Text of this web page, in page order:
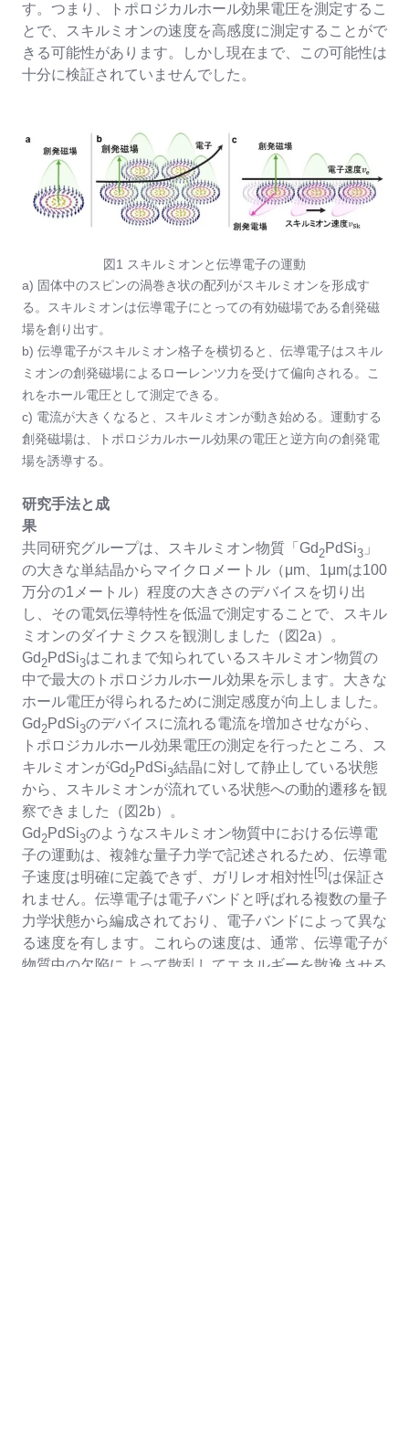
す。つまり、トポロジカルホール効果電圧を測定するこ
とで、スキルミオンの速度を高感度に測定することがで
きる可能性があります。しかし現在まで、この可能性は
十分に検証されていませんでした。
図1 スキルミオンと伝導電子の運動
a) 固体中のスピンの渦巻き状の配列がスキルミオンを形成す
る。スキルミオンは伝導電子にとっての有効磁場である創発磁
場を創り出す。
b) 伝導電子がスキルミオン格子を横切ると、伝導電子はスキル
ミオンの創発磁場によるローレンツ力を受けて偏向される。こ
れをホール電圧として測定できる。
c) 電流が大きくなると、スキルミオンが動き始める。運動する
創発磁場は、トポロジカルホール効果の電圧と逆方向の創発電
場を誘導する。
研究手法と成
果
共同研究グループは、スキルミオン物質「Gd 2PdSi3 」
の大きな単結晶からマイクロメートル（μm、1μmは100
万分の1メートル）程度の大きさのデバイスを切り出
し、その電気伝導特性を低温で測定することで、スキル
ミオンのダイナミクスを観測しました（図2a）。
Gd 2PdSi3はこれまで知られているスキルミオン物質の
中で最大のトポロジカルホール効果を示します。大きな
ホール電圧が得られるために測定感度が向上しました。
Gd 2PdSi3のデバイスに流れる電流を増加させながら、
トポロジカルホール効果電圧の測定を行ったところ、ス
キルミオンがGd 2PdSi3結晶に対して静止している状態
から、スキルミオンが流れている状態への動的遷移を観
察できました（図2b）。
Gd 2PdSi3のようなスキルミオン物質中における伝導電
子の運動は、複雑な量子力学で記述されるため、伝導電
子速度は明確に定義できず、ガリレオ相対性 [5] は保証さ
れません。伝導電子は電子バンドと呼ばれる複数の量子
力学状態から編成されており、電子バンドによって異な
る速度を有します。これらの速度は、通常、伝導電子が
物質中の欠陥によって散乱してエネルギーを散逸させる